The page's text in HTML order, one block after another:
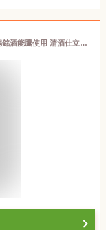
【エントリーでポイント5倍 8/4～8/11】 新潟銘酒能鷹使用 清酒仕立ていかそうめん 200g 【 ゆうパケ送料無料 】 大袋1500円ポッキリ 卸売価格珍味 おつまみ イカ するめそーめん いかそーめん するめスティック 珍味 おつまみ 乾き物 お徳用